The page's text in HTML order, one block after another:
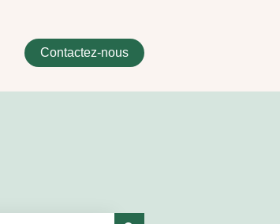
Contactez-nous